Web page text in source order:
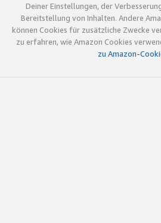
Deiner Einstellungen, der
Bereitstellung von Inhalten. Andere
können Cookies für zusätzliche Zwecke
zu erfahren, wie Amazon Cookies
zu Amazon-